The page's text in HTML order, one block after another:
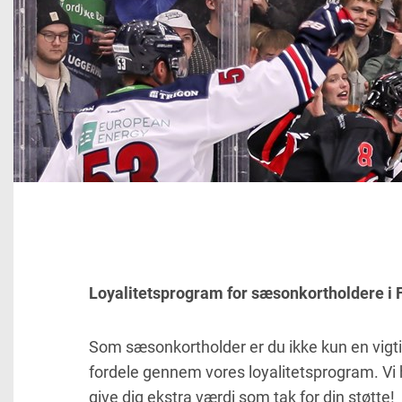
Loyalitetsprogram for sæsonkortholdere i
Som sæsonkortholder er du ikke kun en
fordele gennem vores loyalitetsprogram.
give dig ekstra værdi som tak for din støtte!